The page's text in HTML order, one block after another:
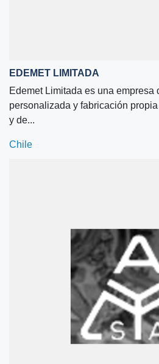
EDEMET LIMITADA
Edemet Limitada es una
personalizada y fabricación
y de...
Chile